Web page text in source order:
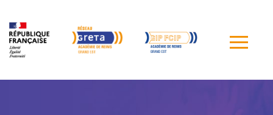
de